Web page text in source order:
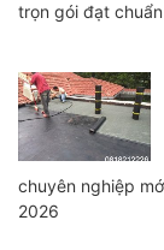
trọn gói đạt
chuyên nghiệp
2026